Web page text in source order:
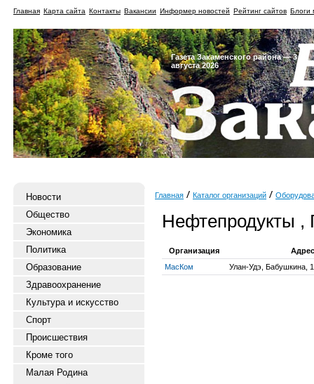
Главная Карта сайта Контакты Вакансии Информер новостей Рейтинг сайтов Блоги
Газета Закаменского района — 3
августа 2026
Новости
Общество
Экономика
Политика
Образование
Здравоохранение
Культура и искусство
Спорт
Происшествия
Кроме того
Малая Родина
Главная Каталог организаций
Нефтепродукты ,
Организация
Адрес
МасКом
Улан-Удэ, Бабушкина,